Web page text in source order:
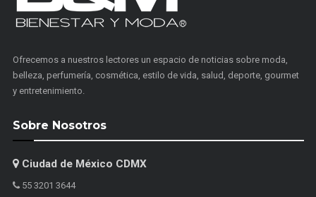
Ofrecemos a nuestros lectores un espacio de noticias sobre moda,
belleza, perfumería, cosmética, estilo de vida, salud, deporte, gourmet
y entretenimiento.
Sobre Nosotros
Ciudad de México CDMX
55 3201 3644